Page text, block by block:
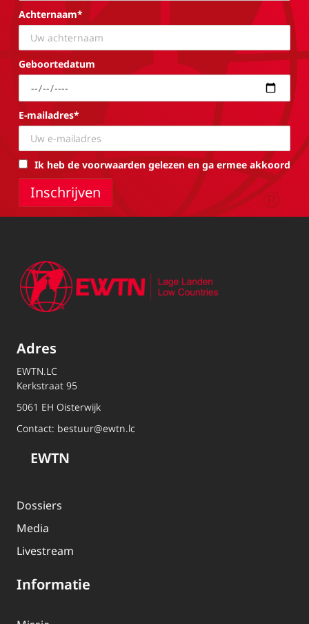
Achternaam*
Geboortedatum
E-mailadres*
Ik heb de voorwaarden gelezen en ga ermee akkoord
Adres
EWTN.LC
Kerkstraat 95
5061 EH Oisterwijk
Contact: bestuur@ewtn.lc
EWTN
Dossiers
Media
Livestream
Informatie